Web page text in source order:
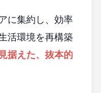
に集約し、効率
活環境を再構築
据えた、抜本的